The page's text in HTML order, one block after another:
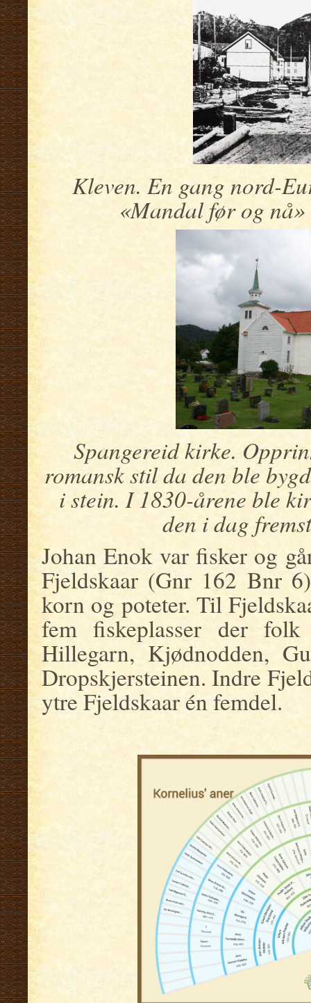
Kleven. En gang nord-
«Mandal før og
Spangereid kirke.
romansk stil da den ble
i stein. I 1830-årene ble
den i dag
Johan Enok var fisker og
Fjeldskaar (Gnr 162 Bnr
korn og poteter. Til
fem fiskeplasser der
Hillegarn, Kjødnodden,
Dropskjersteinen. Indre
ytre Fjeldskaar én femdel.